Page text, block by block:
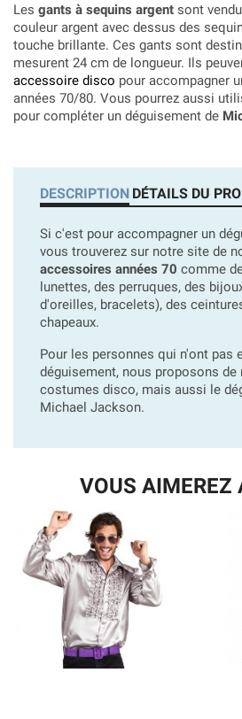
Les gants à sequins argent sont
couleur argent avec dessus des
touche brillante. Ces gants sont
mesurent 24 cm de longueur. Ils
accessoire disco pour accompagner
années 70/80. Vous pourrez aussi
pour compléter un déguisement de
DESCRIPTION DÉTAILS DU
Si c'est pour accompagner un
vous trouverez sur notre site de
accessoires années 70 comme
lunettes, des perruques, des
d'oreilles, bracelets), des
chapeaux.
Pour les personnes qui n'ont pas
déguisement, nous proposons de
costumes disco, mais aussi le
Michael Jackson.
VOUS AIMEREZ